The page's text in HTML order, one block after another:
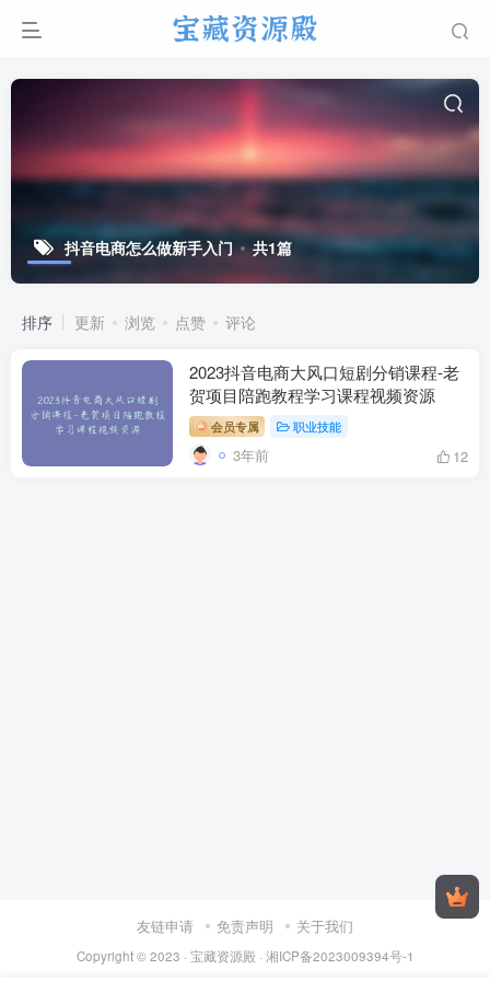
抖音电商怎么做新手入门 共1篇
排序 更新 浏览 点赞 评论
2023抖音电商大风口短剧分销课程-老
贺项目陪跑教程学习课程视频资源
会员专属 职业技能
3年前 12
友链申请 免责声明 关于我们
Copyright © 2023 · 宝藏资源殿· 湘ICP备2023009394号-1